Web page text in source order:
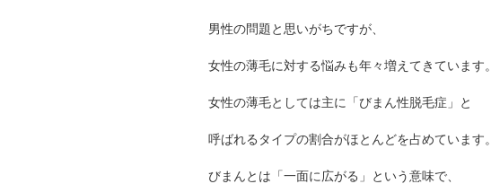
男性の問題と思いがちですが、
女性の薄毛に対する悩みも年々増えてきています。
女性の薄毛としては主に「びまん性脱毛症」と
呼ばれるタイプの割合がほとんどを占めています。
びまんとは「一面に広がる」という意味で、